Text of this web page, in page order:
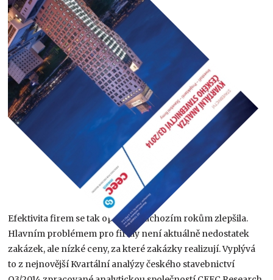
Efektivita firem se tak oproti předchozím rokům zlepšila.
Hlavním problémem pro firmy není aktuálně nedostatek
zakázek, ale nízké ceny, za které zakázky realizují. Vyplývá
to z nejnovější Kvartální analýzy českého stavebnictví